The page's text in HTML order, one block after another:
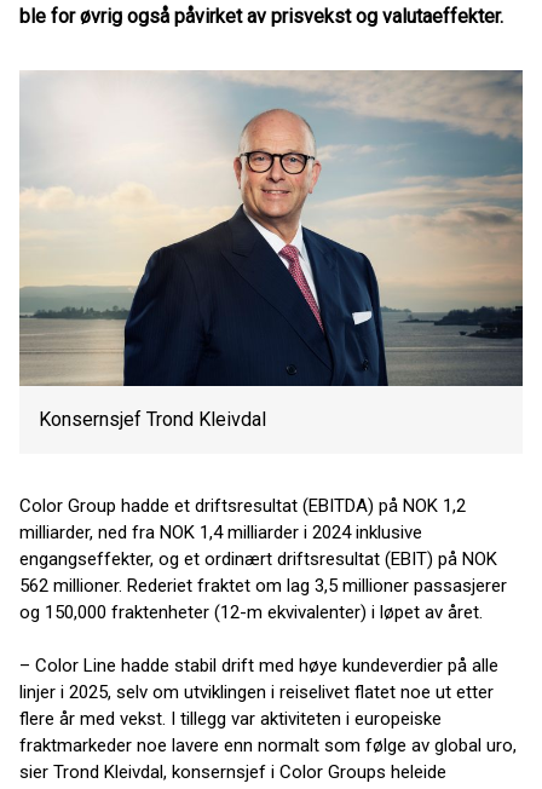
ble for øvrig også påvirket av prisvekst og valutaeffekter.
Konsernsjef Trond Kleivdal
Color Group hadde et driftsresultat (EBITDA) på NOK 1,2
milliarder, ned fra NOK 1,4 milliarder i 2024 inklusive
engangseffekter, og et ordinært driftsresultat (EBIT) på NOK
562 millioner. Rederiet fraktet om lag 3,5 millioner passasjerer
og 150,000 fraktenheter (12-m ekvivalenter) i løpet av året.
– Color Line hadde stabil drift med høye kundeverdier på alle
linjer i 2025, selv om utviklingen i reiselivet flatet noe ut etter
flere år med vekst. I tillegg var aktiviteten i europeiske
fraktmarkeder noe lavere enn normalt som følge av global uro,
sier Trond Kleivdal, konsernsjef i Color Groups heleide